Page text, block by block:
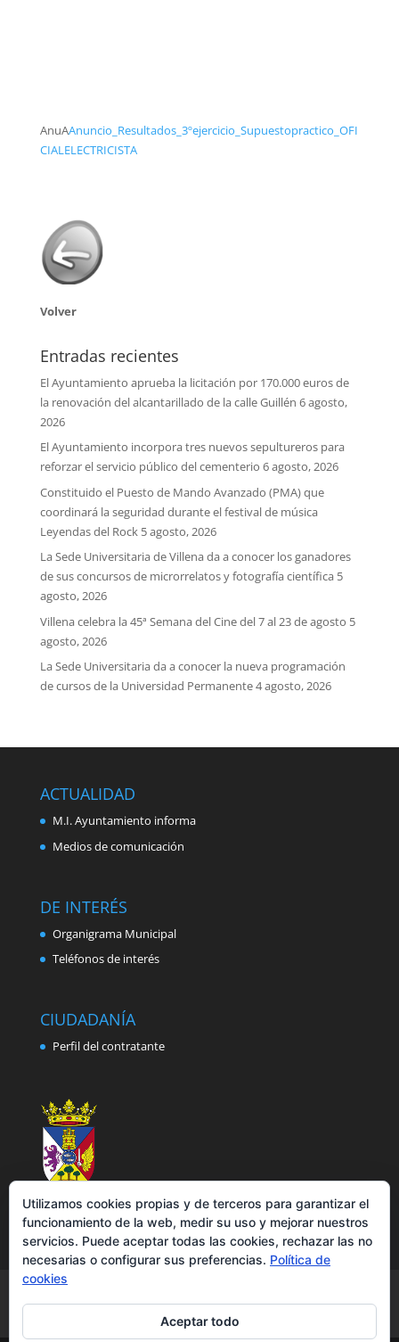
AnuAAnuncio_Resultados_3ºejercicio_Supuestopractico_OFI
CIALELECTRICISTA
Volver
Entradas recientes
El Ayuntamiento aprueba la licitación por 170.000 euros de
la renovación del alcantarillado de la calle Guillén 6 agosto,
2026
El Ayuntamiento incorpora tres nuevos sepultureros para
reforzar el servicio público del cementerio 6 agosto, 2026
Constituido el Puesto de Mando Avanzado (PMA) que
coordinará la seguridad durante el festival de música
Leyendas del Rock 5 agosto, 2026
La Sede Universitaria de Villena da a conocer los ganadores
de sus concursos de microrrelatos y fotografía científica 5
agosto, 2026
Villena celebra la 45ª Semana del Cine del 7 al 23 de agosto 5
agosto, 2026
La Sede Universitaria da a conocer la nueva programación
de cursos de la Universidad Permanente4 agosto, 2026
ACTUALIDAD
M.I. Ayuntamiento informa
Medios de comunicación
DE INTERÉS
Organigrama Municipal
Teléfonos de interés
CIUDADANÍA
Perfil del contratante
Política de cookies
Accesibilidad
Utilizamos cookies propias y de terceros para garantizar el
funcionamiento de la web, medir su uso y mejorar nuestros
servicios. Puede aceptar todas las cookies, rechazar las no
necesarias o configurar sus preferencias. Política de
cookies
Aceptar todo